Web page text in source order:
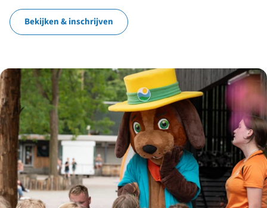
Bekijken & inschrijven